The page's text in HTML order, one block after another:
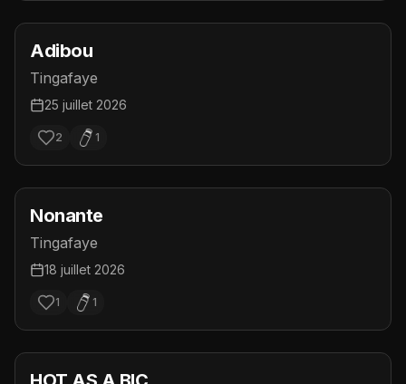
Adibou
Tingafaye
25 juillet 2026
2 1
Nonante
Tingafaye
18 juillet 2026
1 1